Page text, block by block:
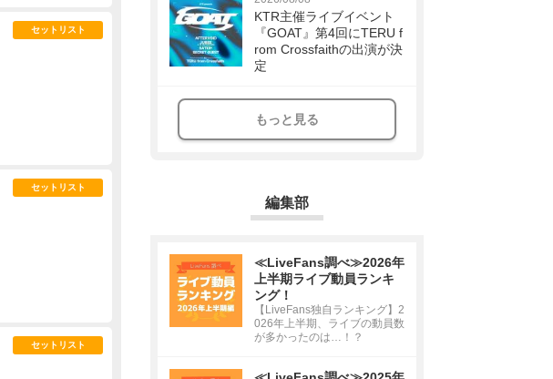
セットリスト
セットリスト
セットリスト
KTR主催ライブイベント
『GOAT』第4回にTERU f
rom Crossfaithの出演が決
定
もっと見る
編集部
≪LiveFans調べ≫2026年
上半期ライブ動員ランキ
ング！
【LiveFans独自ランキング】2
026年上半期、ライブの動員数
が多かったのは…！？